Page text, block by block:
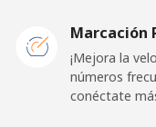
Línea fija ⁦31.5¢⁩
⁦34.5¢⁩
Marcación
¡Mejora la
números
conéctate